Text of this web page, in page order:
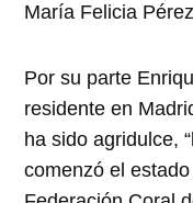
María Felicia
Por su parte
residente en
ha sido agridulce,
comenzó el